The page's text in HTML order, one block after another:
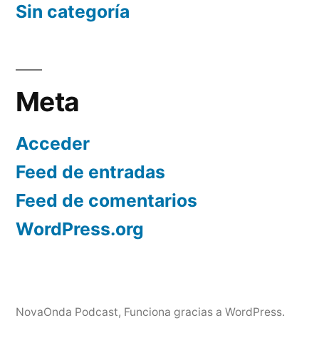
Sin categoría
Meta
Acceder
Feed de entradas
Feed de comentarios
WordPress.org
NovaOnda Podcast, Funciona gracias a WordPress.